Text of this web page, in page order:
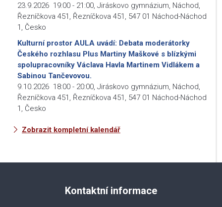
23.9.2026 19:00 - 21:00, Jiráskovo gymnázium, Náchod,
Řezníčkova 451, Řezníčkova 451, 547 01 Náchod-Náchod
1, Česko
Kulturní prostor AULA uvádí: Debata moderátorky
Českého rozhlasu Plus Martiny Maškové s blízkými
spolupracovníky Václava Havla Martinem Vidlákem a
Sabinou Tančevovou.
9.10.2026 18:00 - 20:00, Jiráskovo gymnázium, Náchod,
Řezníčkova 451, Řezníčkova 451, 547 01 Náchod-Náchod
1, Česko
Zobrazit kompletní kalendář
Kontaktní informace